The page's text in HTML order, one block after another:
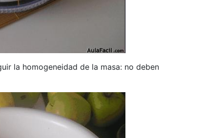
la homogeneidad de la masa: no deben